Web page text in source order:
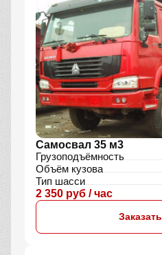
Самосвал 35 м3
Грузоподъёмность
Объём кузова
Тип шасси
2 350 руб / час
Заказать